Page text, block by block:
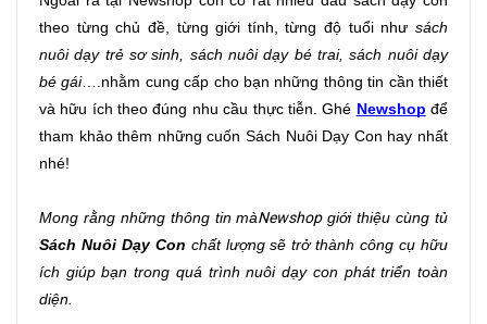
theo từng chủ đề, từng giới tính, từng độ tuổi như sách
nuôi dạy trẻ sơ sinh, sách nuôi dạy bé trai, sách nuôi dạy
bé gái….nhằm cung cấp cho bạn những thông tin cần thiết
và hữu ích theo đúng nhu cầu thực tiễn. Ghé Newshop để
tham khảo thêm những cuốn Sách Nuôi Dạy Con hay nhất
nhé!
Mong rằng những thông tin màNewshop
Sách Nuôi Dạy Con chất lượng sẽ trở thành công cụ hữu
ích giúp bạn trong quá trình nuôi dạy con phát triển toàn
diện.